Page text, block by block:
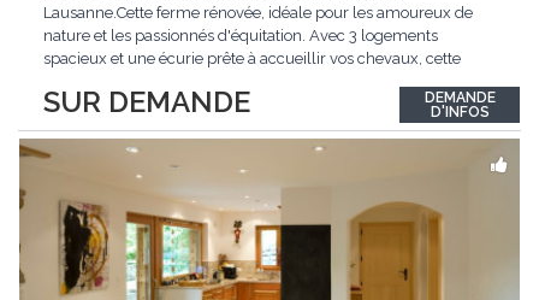
SUR DEMANDE
Lausanne.Cette ferme rénovée, idéale pour les amoureux de
nature et les passionnés d'équitation. Avec 3 logements
spacieux et une écurie prête à accueillir vos chevaux, cette
authentique et confort moderne. - 3 logements confortables :
duplex 2,5 pièces, duplex 4,5 pièces avec...
DEMANDE
D'INFOS